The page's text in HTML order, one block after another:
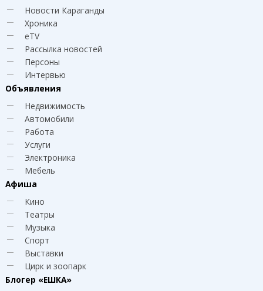
Новости Караганды
Хроника
eTV
Рассылка новостей
Персоны
Интервью
Объявления
Недвижимость
Автомобили
Работа
Услуги
Электроника
Мебель
Афиша
Кино
Театры
Музыка
Спорт
Выставки
Цирк и зоопарк
Блогер «ЕШКА»